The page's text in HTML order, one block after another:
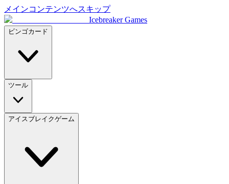
メインコンテンツへスキップ
Icebreaker Games
ビンゴカード
ツール
アイスブレイクゲーム